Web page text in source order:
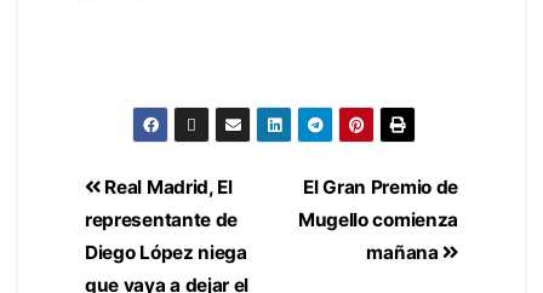
El Gran Premio de
Mugello comienza
mañana
Real Madrid, El
representante de
Diego López niega
que vaya a dejar el